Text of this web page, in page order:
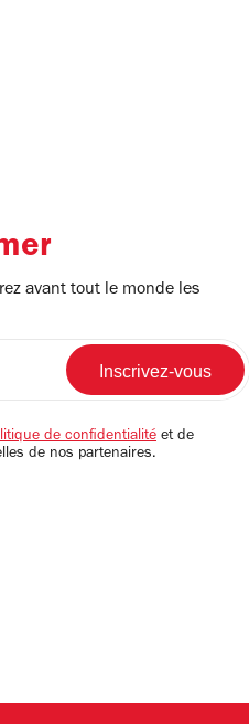
avant tout le monde les
de confidentialité et de
de nos partenaires.